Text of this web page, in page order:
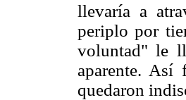
llevaría a
periplo por
voluntad" le
aparente.
quedaron